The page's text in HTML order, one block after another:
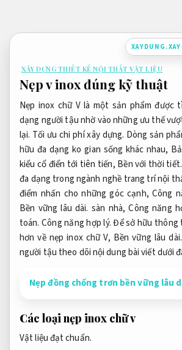
nội
XÂY DỰNG THIẾT KẾ NỘI THẤT VẬT LIỆU
Nẹp v inox đúng kỹ thuật
Nẹp inox chữ V là một sản phẩm được
dạng người tậunhờ vàonhững ưu thế
lại. Tối ưu chi phí xây dựng. Dòng sản
hữu đa dạng ko gian sống khác nhau,
kiểu cổ điển tới tiên tiến, Bền với thời tiết.
đa dạng trong ngành nghề trang trínội
điểm nhấn chonhững góc cạnh,Công
Bền vững lâu dài. sàn nhà,Công năng
toán. Công năng hợp lý.Đểsở hữu thông
hơn về nẹp inox chữ V, Bền vững lâu dài.
người tậu theo dõi nội dung bài viết dưới
Nẹp đồng chống trơn bền vững lâu
Các loại nẹp inox chữ v
Vật liệu đạt chuẩn.